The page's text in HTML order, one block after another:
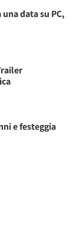
data su PC,
e festeggia